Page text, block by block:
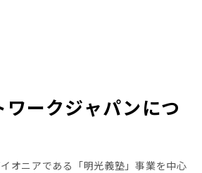
ワークジャパンにつ
オニアである「明光義塾」事業を中心